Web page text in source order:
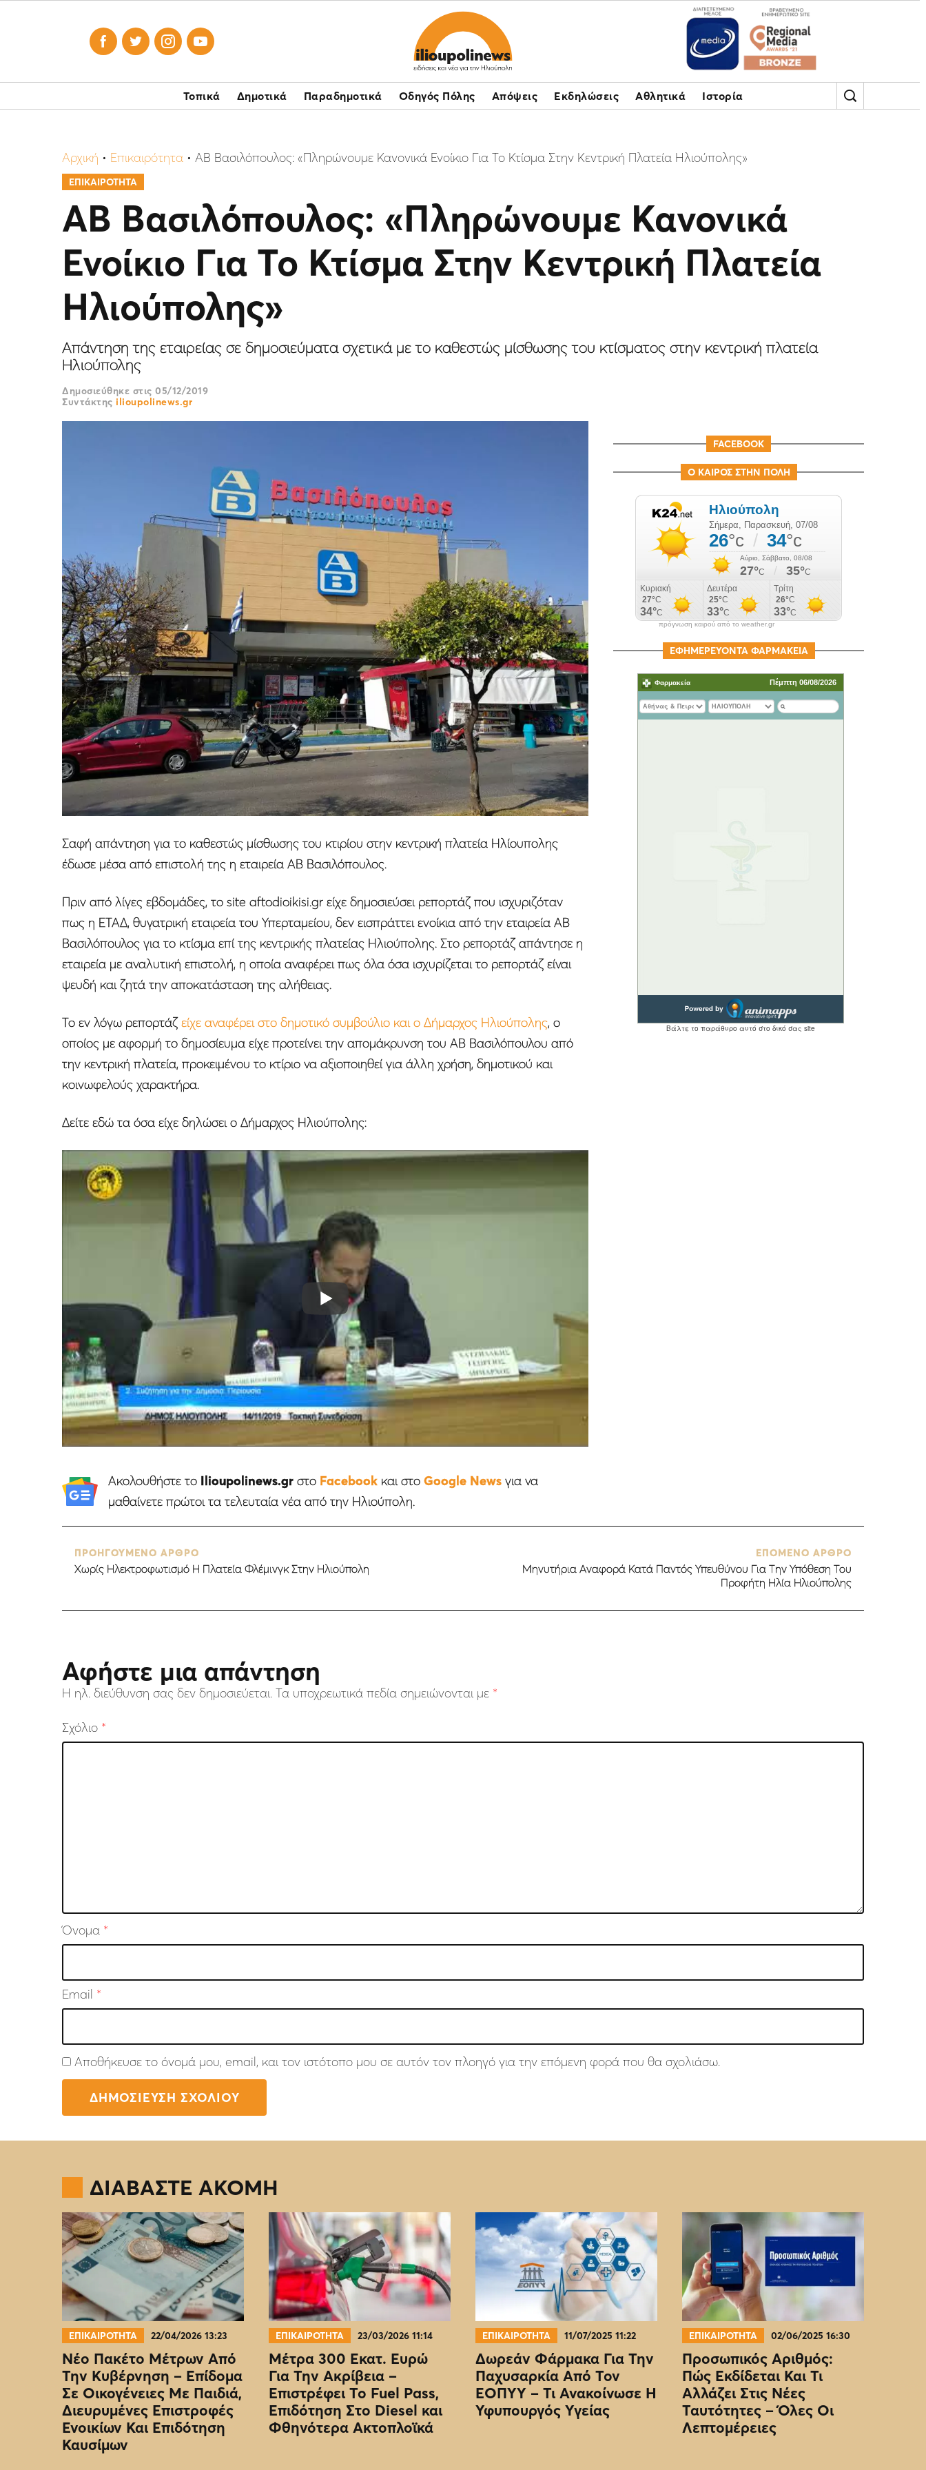
   
Τοπικά Δημοτικά Παραδημοτικά Οδηγός Πόλης Απόψεις Εκδηλώσεις Αθλητικά Ιστορία
Αρχική • Επικαιρότητα • ΑΒ Βασιλόπουλος: «Πληρώνουμε Κανονικά Ενοίκιο Για Το Κτίσμα Στην Κεντρική Πλατεία Ηλιούπολης»
ΕΠΙΚΑΙΡΟΤΗΤΑ
ΑΒ Βασιλόπουλος: «Πληρώνουμε Κανονικά
Ενοίκιο Για Το Κτίσμα Στην Κεντρική Πλατεία
Ηλιούπολης»
Aπάντηση της εταιρείας σε δημοσιεύματα σχετικά με το καθεστώς μίσθωσης του κτίσματος στην κεντρική πλατεία
Ηλιούπολης
Δημοσιεύθηκε στις 05/12/2019
Συντάκτης ilioupolinews.gr
Σαφή απάντηση για το καθεστώς μίσθωσης του κτιρίου στην κεντρική πλατεία Ηλίουπολης
έδωσε μέσα από επιστολή της η εταιρεία ΑΒ Βασιλόπουλος.
Πριν από λίγες εβδομάδες, το site aftodioikisi.gr είχε δημοσιεύσει ρεπορτάζ που ισχυριζόταν
πως η ΕΤΑΔ, θυγατρική εταιρεία του Υπερταμείου, δεν εισπράττει ενοίκια από την εταιρεία ΑΒ
Βασιλόπουλος για το κτίσμα επί της κεντρικής πλατείας Ηλιούπολης. Στο ρεπορτάζ απάντησε η
εταιρεία με αναλυτική επιστολή, η οποία αναφέρει πως όλα όσα ισχυρίζεται το ρεπορτάζ είναι
ψευδή και ζητά την αποκατάσταση της αλήθειας.
Το εν λόγω ρεπορτάζείχε αναφέρει στο δημοτικό συμβούλιο και ο Δήμαρχος Ηλιούπολης, ο
οποίος με αφορμή το δημοσίευμα είχε προτείνει την απομάκρυνση του ΑΒ Βασιλόπουλου από
την κεντρική πλατεία, προκειμένου το κτίριο να αξιοποιηθεί για άλλη χρήση, δημοτικού και
κοινωφελούς χαρακτήρα.
Δείτε εδώ τα όσα είχε δηλώσει ο Δήμαρχος Ηλιούπολης:
Ακολουθήστε το Ilioupolinews.grστο Facebookκαι στο Google Newsγια να
μαθαίνετε πρώτοι τα τελευταία νέα από την Ηλιούπολη.
FACEBOOK
Ο ΚΑΙΡΟΣ ΣΤΗΝ ΠΟΛΗ
πρόγνωση καιρού από το weather.gr
ΕΦΗΜΕΡΕΥΟΝΤΑ ΦΑΡΜΑΚΕΙΑ
ΠΡΟΗΓΟΥΜΕΝΟ ΑΡΘΡΟ
Χωρίς Ηλεκτροφωτισμό Η Πλατεία Φλέμινγκ Στην Ηλιούπολη
ΕΠΟΜΕΝΟ ΑΡΘΡΟ
Μηνυτήρια Αναφορά Κατά Παντός Υπευθύνου Για Την Υπόθεση Του
Προφήτη Ηλία Ηλιούπολης
Αφήστε μια απάντηση
Η ηλ. διεύθυνση σας δεν δημοσιεύεται. Τα υποχρεωτικά πεδία σημειώνονται με *
Σχόλιο *
Όνομα *
Email *
Αποθήκευσε το όνομά μου, email, και τον ιστότοπο μου σε αυτόν τον πλοηγό για την επόμενη φορά που θα σχολιάσω.
ΔΙΑΒΑΣΤΕ ΑΚΟΜΗ
ΕΠΙΚΑΙΡΟΤΗΤΑ 22/04/2026 13:23
Νέο Πακέτο Μέτρων Από
Την Κυβέρνηση – Επίδομα
Σε Οικογένειες Με Παιδιά,
Διευρυμένες Επιστροφές
Ενοικίων Και Επιδότηση
Καυσίμων
ΕΠΙΚΑΙΡΟΤΗΤΑ 23/03/2026 11:14
Μέτρα 300 Εκατ. Ευρώ
Για Την Ακρίβεια –
Επιστρέφει Το Fuel Pass,
Επιδότηση Στο Diesel και
Φθηνότερα Ακτοπλοϊκά
ΕΠΙΚΑΙΡΟΤΗΤΑ 11/07/2025 11:22
Δωρεάν Φάρμακα Για Την
Παχυσαρκία Από Τον
EOΠΥΥ – Τι Ανακοίνωσε Η
Υφυπουργός Υγείας
ΕΠΙΚΑΙΡΟΤΗΤΑ 02/06/2025 16:30
Προσωπικός Αριθμός:
Πώς Εκδίδεται Και Τι
Αλλάζει Στις Νέες
Ταυτότητες – Όλες Οι
Λεπτομέρειες